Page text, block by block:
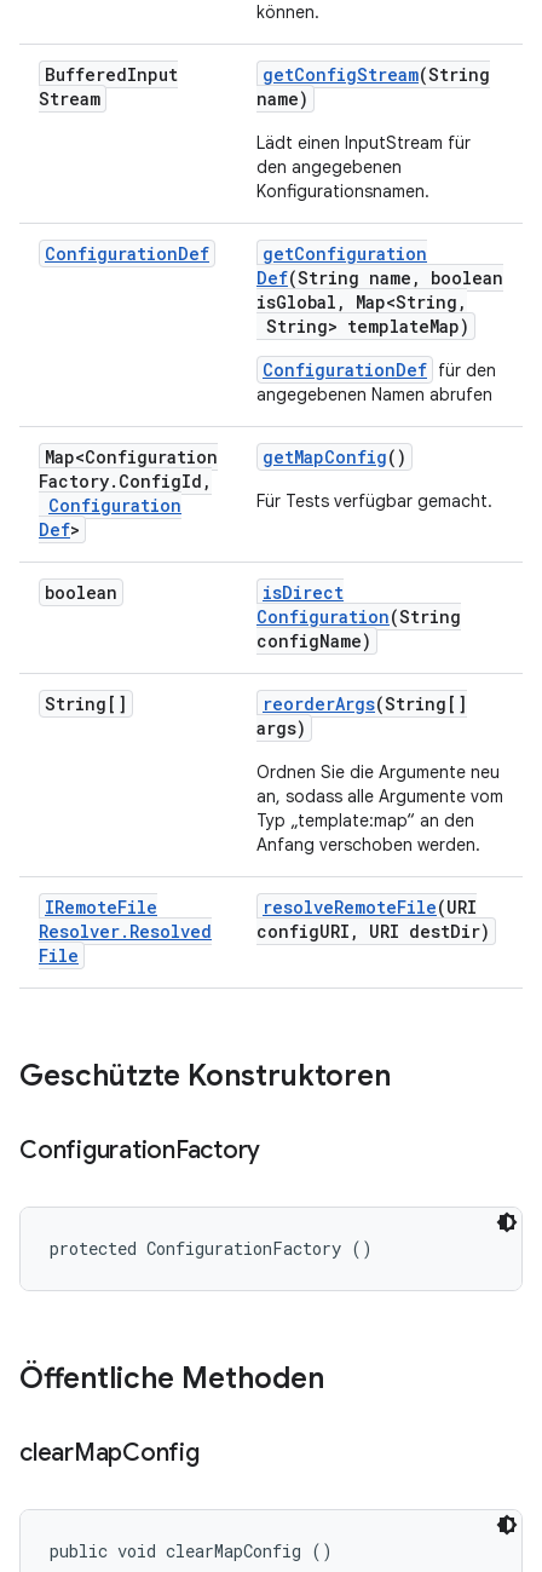
können.
BufferedInput
Stream
getConfigStream(String
name)
Lädt einen InputStream für
den angegebenen
Konfigurationsnamen.
ConfigurationDef getConfiguration
Def(String name ,
boolean
isGlobal , Map<String ,
String> templateMap)
ConfigurationDef für den
angegebenen Namen abrufen
Map<Configuration
Factory. ConfigId ,
Configuration
Def>
getMapConfig()
Für Tests verfügbar gemacht.
boolean isDirect
Configuration(String
configName)
String[] reorderArgs(String[]
args)
Ordnen Sie die Argumente neu
an, sodass alle Argumente vom
Typ „template:map“ an den
Anfang verschoben werden.
IRemoteFile
Resolver. Resolved
File
resolveRemoteFile(URI
configURI , URI destDir)
Geschützte Konstruktoren
ConfigurationFactory
protected ConfigurationFactory ()
Öffentliche Methoden
clearMapConfig
public void clearMapConfig ()